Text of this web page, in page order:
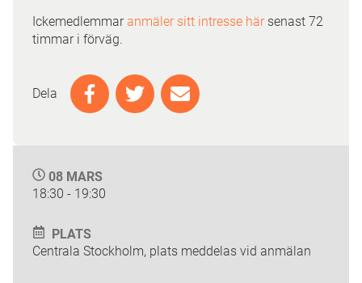
Ickemedlemmaranmäler sitt intresse härsenast 72
timmar i förväg.
Dela
08 MARS
18:30 - 19:30
PLATS
Centrala Stockholm, plats meddelas vid anmälan